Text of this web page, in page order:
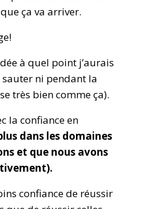
ça va arriver.
à quel point j’aurais
sauter ni pendant la
très bien comme ça).
la confiance en
dans les domaines
et que nous avons
confiance de réussir